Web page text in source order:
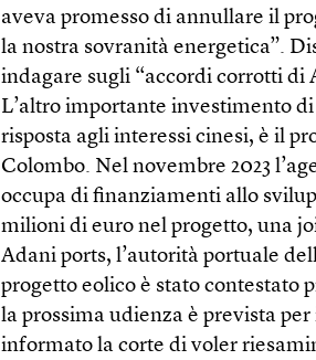
aveva promesso di annullare il
la nostra sovranità energetica”.
indagare sugli “accordi corrotti di
L’altro importante investimento
risposta agli interessi cinesi, è il
Colombo. Nel novembre 2023
occupa di finanziamenti allo
milioni di euro nel progetto, una
Adani ports, l’autorità portuale
progetto eolico è stato contestato
la prossima udienza è prevista
informato la corte di voler